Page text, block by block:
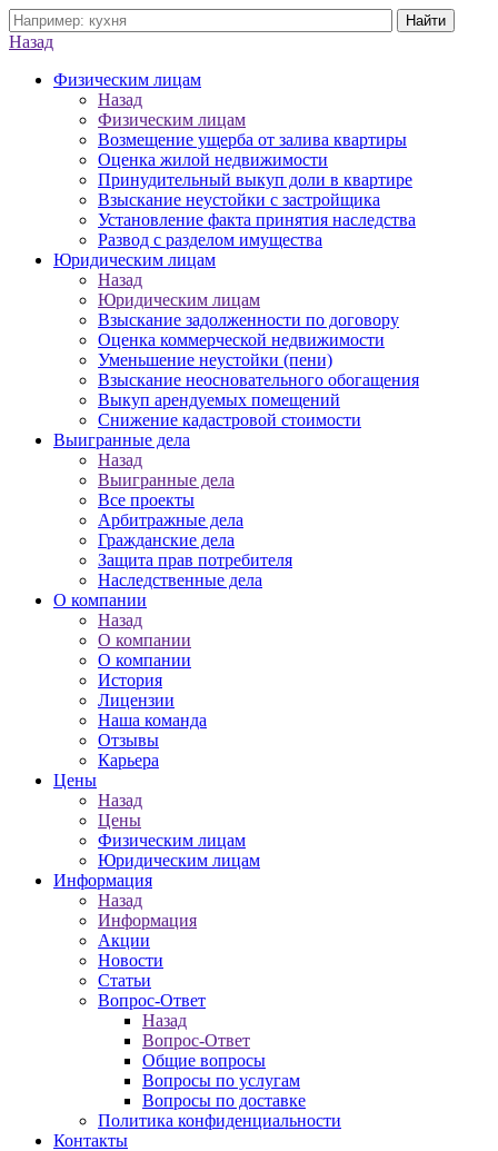
Назад
Физическим лицам
Назад
Физическим лицам
Возмещение ущерба от залива квартиры
Оценка жилой недвижимости
Принудительный выкуп доли в квартире
Взыскание неустойки с застройщика
Установление факта принятия наследства
Развод с разделом имущества
Юридическим лицам
Назад
Юридическим лицам
Взыскание задолженности по договору
Оценка коммерческой недвижимости
Уменьшение неустойки (пени)
Взыскание неосновательного обогащения
Выкуп арендуемых помещений
Снижение кадастровой стоимости
Выигранные дела
Назад
Выигранные дела
Все проекты
Арбитражные дела
Гражданские дела
Защита прав потребителя
Наследственные дела
О компании
Назад
О компании
О компании
История
Лицензии
Наша команда
Отзывы
Карьера
Цены
Назад
Цены
Физическим лицам
Юридическим лицам
Информация
Назад
Информация
Акции
Новости
Статьи
Вопрос-Ответ
Назад
Вопрос-Ответ
Общие вопросы
Вопросы по услугам
Вопросы по доставке
Политика конфиденциальности
Контакты